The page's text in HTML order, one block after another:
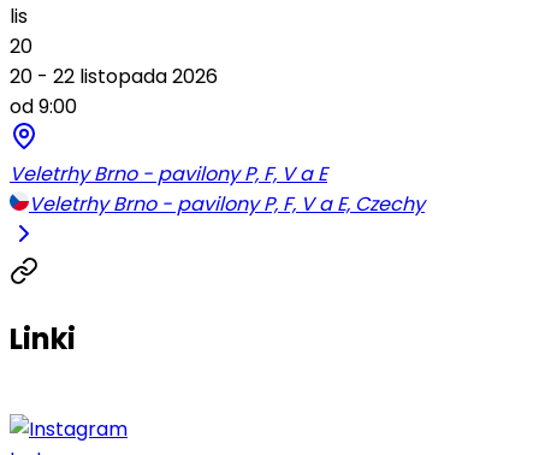
lis
20
20 - 22 listopada 2026
od 9:00
Veletrhy Brno - pavilony P, F, V a E
Veletrhy Brno - pavilony P, F, V a E, Czechy
Linki